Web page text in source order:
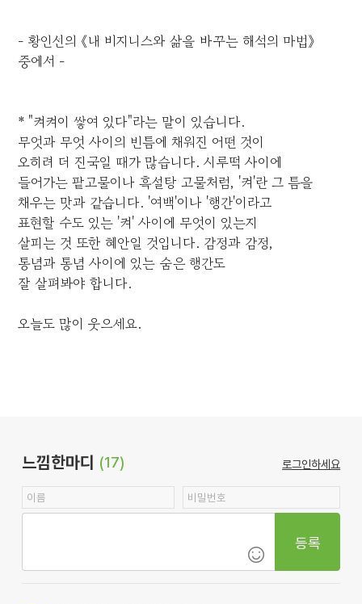
- 황인선의 《내 비지니스와 삶을 바꾸는 해석의 마법》
중에서 -
* "켜켜이 쌓여 있다"라는 말이 있습니다.
무엇과 무엇 사이의 빈틈에 채워진 어떤 것이
오히려 더 진국일 때가 많습니다. 시루떡 사이에
들어가는 팥고물이나 흑설탕 고물처럼, '켜'란 그 틈을
채우는 맛과 같습니다. '여백'이나 '행간'이라고
표현할 수도 있는 '켜' 사이에 무엇이 있는지
살피는 것 또한 혜안일 것입니다. 감정과 감정,
통념과 통념 사이에 있는 숨은 행간도
잘 살펴봐야 합니다.
오늘도 많이 웃으세요.
느낌한마디 (17) 로그인하세요
등록